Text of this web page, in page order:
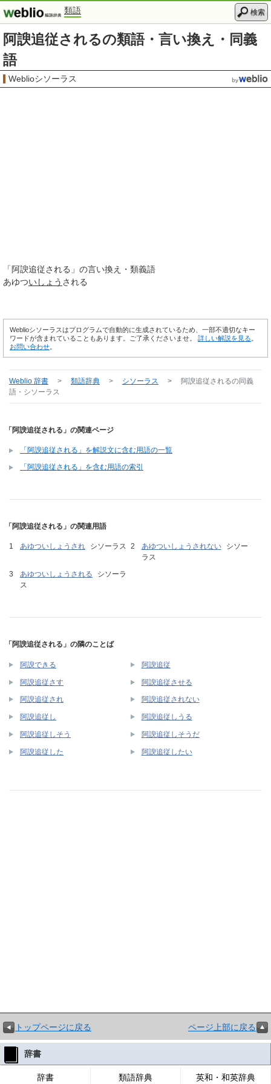
類語 検索
阿諛追従されるの類語・言い換え・同義
語
Weblioシソーラス
「 阿諛追従される 」の言い換え・類義語
あゆついしょう される
Weblioシソーラスはプログラムで自動的に生成されているため、一部不適切なキー
ワードが含まれていることもあります。ご了承くださいませ。 詳しい解説を見る
お問い合わせ
Weblio 辞書 > 類語辞典 > シソーラス > 阿諛追従されるの同義
語・シソーラス
「阿諛追従される」の関連ページ
「阿諛追従される」を解説文に含む用語の一覧
「阿諛追従される」を含む用語の索引
「阿諛追従される」の関連用語
あゆついしょうされ シソーラス あゆついしょうされない
シソー
ラス
あゆついしょうされる
シソーラ
ス
「阿諛追従される」の隣のことば
阿諛できる 阿諛追従
阿諛追従さす 阿諛追従させる
阿諛追従され 阿諛追従されない
阿諛追従し 阿諛追従しうる
阿諛追従しそう 阿諛追従しそうだ
阿諛追従した 阿諛追従したい
トップページに戻る ページ上部に戻る
辞書
辞書 類語辞典 英和・和英辞典